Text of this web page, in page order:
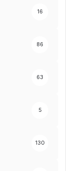
16
86
63
5
130